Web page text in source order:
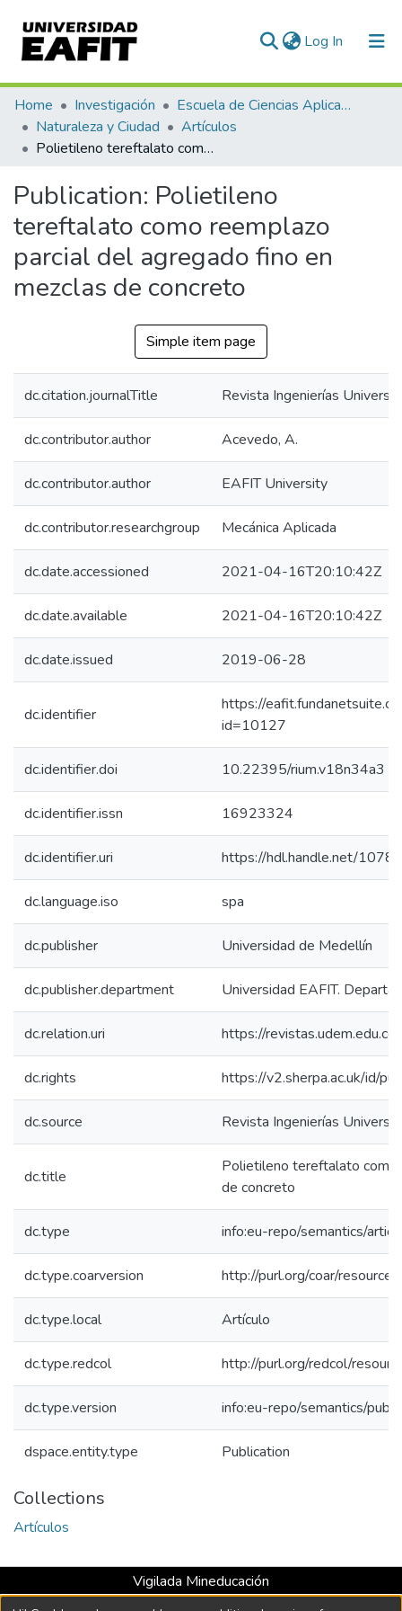
Log In (current)
Communities & Collections
All of DSpace
Home Investigación
Escuela de Ciencias Aplicadas e Ingeniería
Naturaleza y Ciudad
Artículos
Polietileno tereftalato como reemplazo parcial del agregado fino en mezclas de concreto
Publication: Polietileno
tereftalato como reemplazo
parcial del agregado fino en
mezclas de concreto
Simple item page
dc.citation.journalTitle Revista Ingenierías
dc.contributor.author Acevedo, A.
dc.contributor.author EAFIT University
dc.contributor.researchgroup Mecánica Aplicada
dc.date.accessioned 2021-04-16T20:10:42Z
dc.date.available 2021-04-16T20:10:42Z
dc.date.issued 2019-06-28
dc.identifier
https://
id=10127
dc.identifier.doi 10.22395/rium.v18n34a3
dc.identifier.issn 16923324
dc.identifier.uri https://hdl.handle.net/
dc.language.iso spa
dc.publisher Universidad de Medellín
dc.publisher.department Universidad EAFIT.
dc.relation.uri https://
dc.rights https://v2.sherpa.ac.uk/id/
dc.source Revista Ingenierías
dc.title
Polietileno tereftalato como
de concreto
dc.type info:eu-repo/semantics/
dc.type.coarversion http://purl.org/coar/
dc.type.local Artículo
dc.type.redcol http://purl.org/redcol/
dc.type.version info:eu-repo/semantics/
dspace.entity.type Publication
Collections
Artículos
Vigilada Mineducación
Universidad con Acreditación Institucional hasta 2026 -